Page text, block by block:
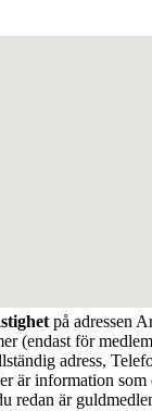
på adressen
(endast för
adress,
är information
redan är